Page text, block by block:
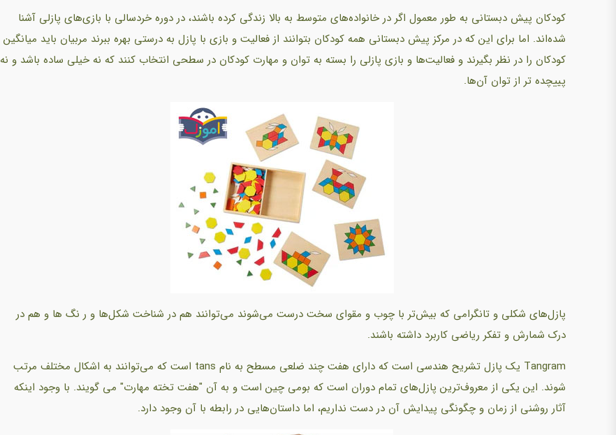
کودکان پیش دبستانی به طور معمول اگر در خانواده‌های متوسط به بالا زندگی کرده باشند، در دوره خردسالی با بازی‌های پازلی آشنا
شده‌اند. اما برای این که در مرکز پیش دبستانی همه کودکان بتوانند از فعالیت و بازی با پازل به درستی بهره ببرند مربیان باید میانگین
کودکان را در نظر بگیرند و فعالیت‌ها و بازی پازلی را بسته به توان و مهارت کودکان در سطحی انتخاب کنند که نه خیلی ساده باشد و نه
پییچده تر از توان آن‌ها.
پازل‌های شکلی و تانگرامی که بیش‌تر با چوب و مقوای سخت درست می‌شوند می‌توانند هم در شناخت شکل‌ها و ر نگ ها و هم در
درک شمارش و تفکر ریاضی کاربرد داشته باشند.
Tangram یک پازل تشریح هندسی است که دارای هفت چند ضلعی مسطح به نام tans است که می‌توانند به اشکال مختلف مرتب
شوند. این یکی از معروف‌ترین پازل‌های تمام دوران است که بومی چین است و به آن "هفت تخته مهارت" می گویند. با وجود اینکه
آثار روشنی از زمان و چگونگی پیدایش آن در دست نداریم، اما داستان‌هایی در رابطه با آن وجود دارد.